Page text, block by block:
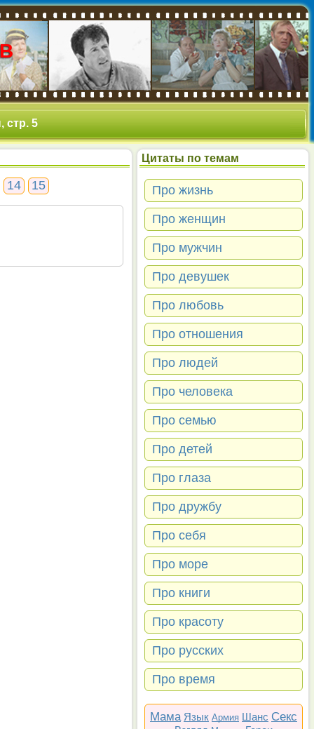
стр. 5
Цитаты по темам
Про жизнь
Про женщин
Про мужчин
Про девушек
Про любовь
Про отношения
Про людей
Про человека
Про семью
Про детей
Про глаза
Про дружбу
Про себя
Про море
Про книги
Про красоту
Про русских
Про время
Мама Язык Армия Шанс Секс
14 15